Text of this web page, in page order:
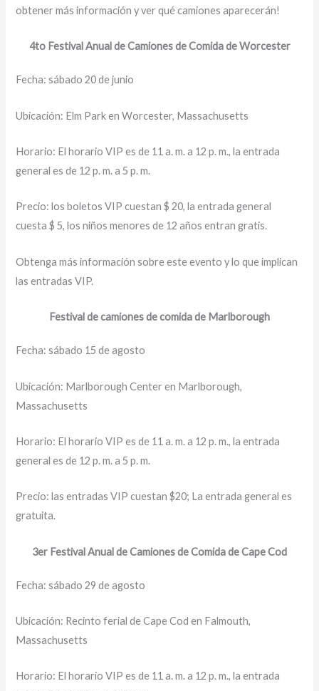
obtener más información y ver qué camiones aparecerán!
4to Festival Anual de Camiones de Comida de Worcester
Fecha: sábado 20 de junio
Ubicación: Elm Park en Worcester, Massachusetts
Horario: El horario VIP es de 11 a. m. a 12 p. m., la entrada
general es de 12 p. m. a 5 p. m.
Precio: los boletos VIP cuestan $ 20, la entrada general
cuesta $ 5, los niños menores de 12 años entran gratis.
Obtenga más información sobre este evento y lo que implican
las entradas VIP.
Festival de camiones de comida de Marlborough
Fecha: sábado 15 de agosto
Ubicación: Marlborough Center en Marlborough,
Massachusetts
Horario: El horario VIP es de 11 a. m. a 12 p. m., la entrada
general es de 12 p. m. a 5 p. m.
Precio: las entradas VIP cuestan $20; La entrada general es
gratuita.
3er Festival Anual de Camiones de Comida de Cape Cod
Fecha: sábado 29 de agosto
Ubicación: Recinto ferial de Cape Cod en Falmouth,
Massachusetts
Horario: El horario VIP es de 11 a. m. a 12 p. m., la entrada